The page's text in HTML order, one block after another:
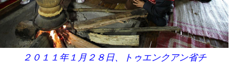
２０１１年１月２８日、トゥエンクアン省チ